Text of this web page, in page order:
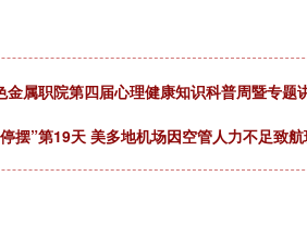
金属职院第四届心理健康知识科普周暨专题
摆”第19天 美多地机场因空管人力不足致